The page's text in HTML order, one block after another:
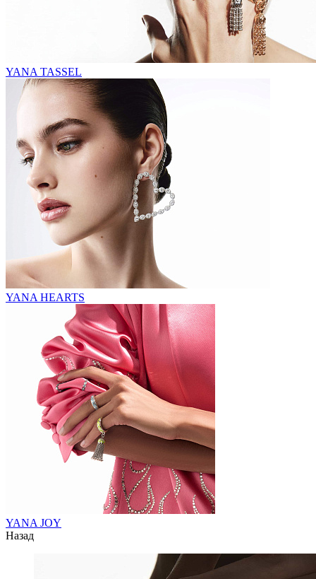
YANA TASSEL
YANA HEARTS
YANA JOY
Назад